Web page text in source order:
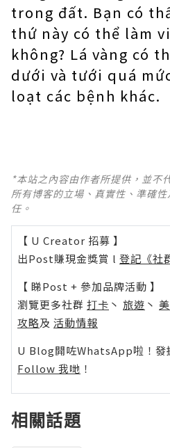
trong đất. Bạn có
thứ này có thể làm
không? Lá vàng có
dưới và tưới quá
loạt các bệnh khác.
*本站之內容由作者所提供，並不
所有博客的立場、真實性、準確
任。
【 U Creator 招募 】
出Post賺現金獎賞 l 登記《社
【 睇Post + 參加品牌活動 】
瀏覽更多社群 打卡 丶 旅遊 丶
攻略及 活動情報
U Blog開咗WhatsApp啦！發
Follow 我哋 ！
相關話題